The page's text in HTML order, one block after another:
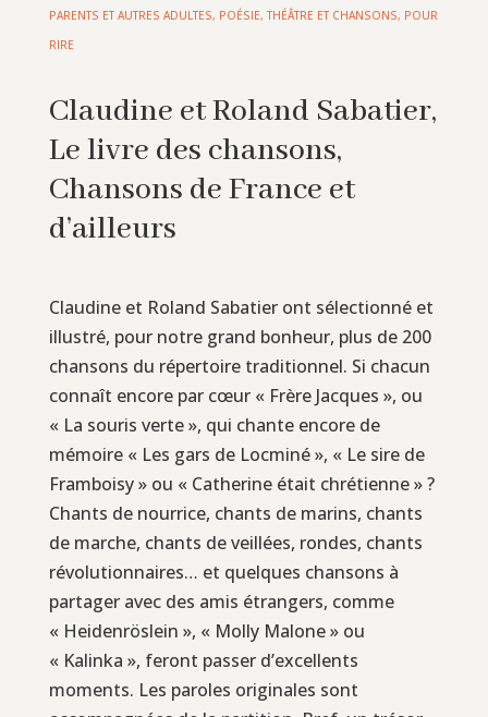
PARENTS ET AUTRES ADULTES, POÉSIE, THÉÂTRE ET CHANSONS, POUR
RIRE
Claudine et Roland Sabatier,
Le livre des chansons,
Chansons de France et
d’ailleurs
Claudine et Roland Sabatier ont sélectionné et
illustré, pour notre grand bonheur, plus de 200
chansons du répertoire traditionnel. Si chacun
connaît encore par cœur « Frère Jacques », ou
« La souris verte », qui chante encore de
mémoire « Les gars de Locminé », « Le sire de
Framboisy » ou « Catherine était chrétienne » ?
Chants de nourrice, chants de marins, chants
de marche, chants de veillées, rondes, chants
révolutionnaires… et quelques chansons à
partager avec des amis étrangers, comme
« Heidenröslein », « Molly Malone » ou
« Kalinka », feront passer d’excellents
moments. Les paroles originales sont